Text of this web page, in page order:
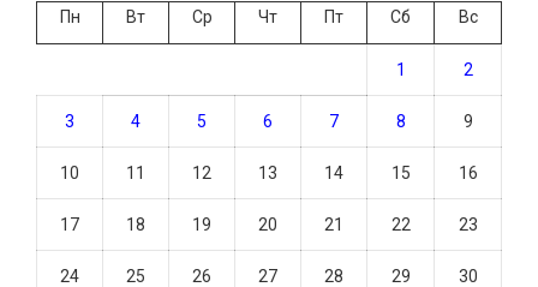
Пн
Вт Ср Чт Пт Сб Вс
1 2
3 4 5 6 7 8 9
10 11 12 13 14 15 16
17 18 19 20 21 22 23
24 25 26 27 28 29 30